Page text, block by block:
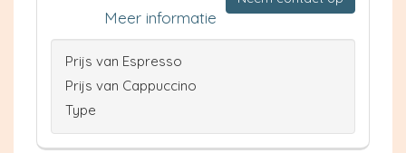
Meer informatie
Prijs van Espresso
Prijs van Cappuccino
Type